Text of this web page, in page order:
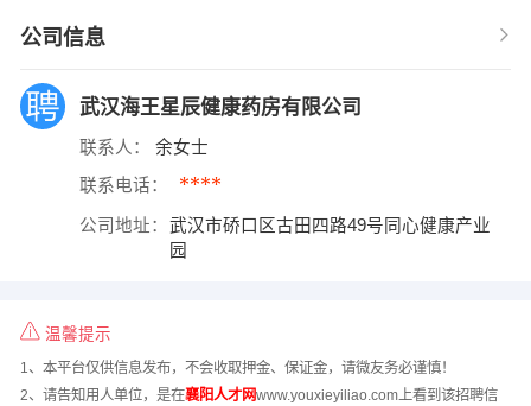
公司信息
武汉海王星辰健康药房有限公司
联系人： 余女士
联系电话： ****
公司地址：
武汉市硚口区古田四路49号同心健康产业
园
温馨提示
1、本平台仅供信息发布，不会收取押金、保证金，请微友务必谨慎！
2、请告知用人单位，是在襄阳人才网www.youxieyiliao.com上看到该招聘信